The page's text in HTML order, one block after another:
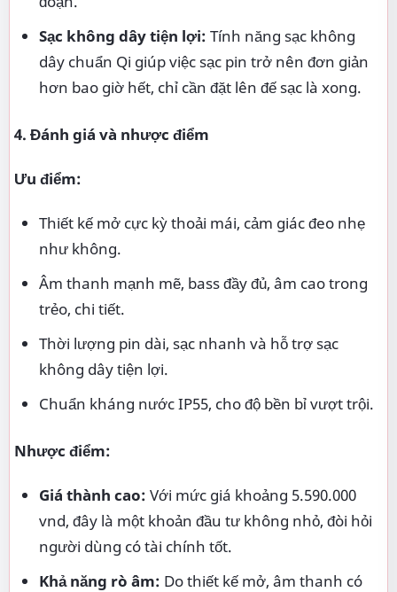
Sạc không dây tiện lợi: Tính năng sạc không
dây chuẩn Qi giúp việc sạc pin trở nên đơn giản
hơn bao giờ hết, chỉ cần đặt lên đế sạc là xong.
4. Đánh giá và nhược điểm
Ưu điểm:
Thiết kế mở cực kỳ thoải mái, cảm giác đeo nhẹ
như không.
Âm thanh mạnh mẽ, bass đầy đủ, âm cao trong
trẻo, chi tiết.
Thời lượng pin dài, sạc nhanh và hỗ trợ sạc
không dây tiện lợi.
Chuẩn kháng nước IP55, cho độ bền bỉ vượt trội.
Nhược điểm:
Giá thành cao: Với mức giá khoảng 5.590.000
vnd, đây là một khoản đầu tư không nhỏ, đòi hỏi
người dùng có tài chính tốt.
Khả năng rò âm: Do thiết kế mở, âm thanh có